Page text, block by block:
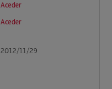
Aceder
Aceder
2012/11/29